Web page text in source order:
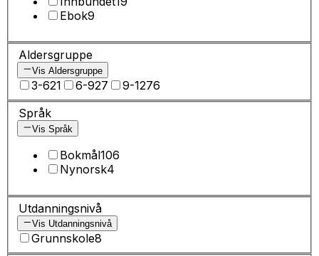
Ebok9
Aldersgruppe
Vis Aldersgruppe
3-621 6-927 9-1276
Språk
Vis Språk
Bokmål106
Nynorsk4
Utdanningsnivå
Vis Utdanningsnivå
Grunnskole8